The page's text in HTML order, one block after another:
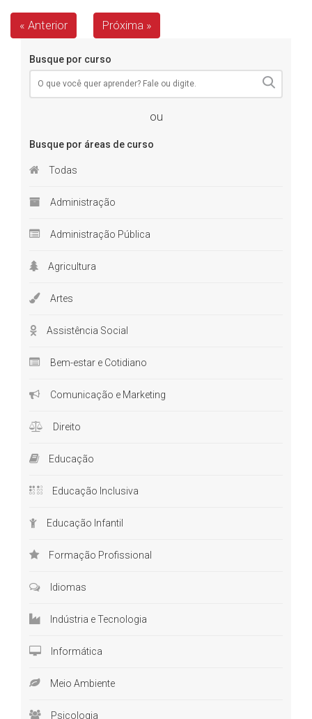
« Anterior Próxima »
Busque por curso
ou
Busque por áreas de curso
Todas
Administração
Administração Pública
Agricultura
Artes
Assistência Social
Bem-estar e Cotidiano
Comunicação e Marketing
Direito
Educação
Educação Inclusiva
Educação Infantil
Formação Profissional
Idiomas
Indústria e Tecnologia
Informática
Meio Ambiente
Psicologia